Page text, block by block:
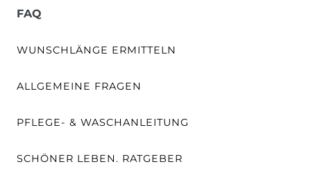
FAQ
WUNSCHLÄNGE ERMITTELN
ALLGEMEINE FRAGEN
PFLEGE- & WASCHANLEITUNG
SCHÖNER LEBEN. RATGEBER